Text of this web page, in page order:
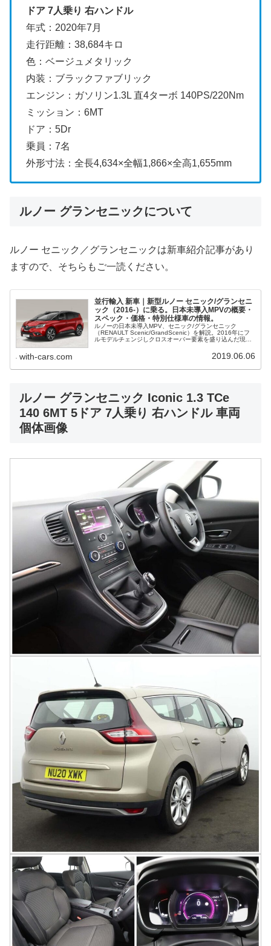
ドア 7人乗り 右ハンドル
年式：2020年7月
走行距離：38,684キロ
色：ベージュメタリック
内装：ブラックファブリック
エンジン：ガソリン1.3L 直4ターボ 140PS/220Nm
ミッション：6MT
ドア：5Dr
乗員：7名
外形寸法：全長4,634×全幅1,866×全高1,655mm
ルノー グランセニックについて
ルノー セニック／グランセニックは新車紹介記事があり
ますので、そちらもご一読ください。
並行輸入 新車｜新型ルノー セニック/グランセニ
ック（2016-）に乗る。日本未導入MPVの概要・
スペック・価格・特別仕様車の情報。
ルノーの日本未導入MPV、セニック/グランセニック
（RENAULT Scenic/GrandScenic）を解説。2016年にフ
ルモデルチェンジしクロスオーバー要素を盛り込んだ現行
with-cars.com 2019.06.06
ルノー グランセニック Iconic 1.3 TCe
140 6MT 5ドア 7人乗り 右ハンドル 車両
個体画像